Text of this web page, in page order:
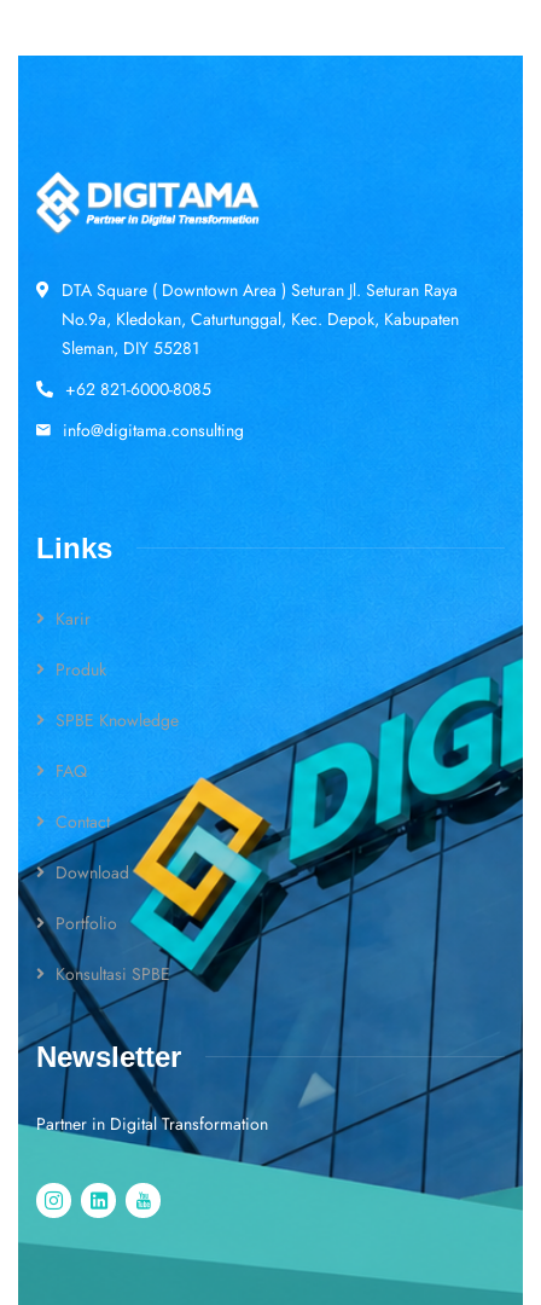
DTA Square ( Downtown Area ) Seturan Jl. Seturan Raya
No.9a, Kledokan, Caturtunggal, Kec. Depok, Kabupaten
Sleman, DIY 55281
+62 821-6000-8085
info@digitama.consulting
Links
Karir
Produk
SPBE Knowledge
FAQ
Contact
Download
Portfolio
Konsultasi SPBE
Newsletter
Partner in Digital Transformation